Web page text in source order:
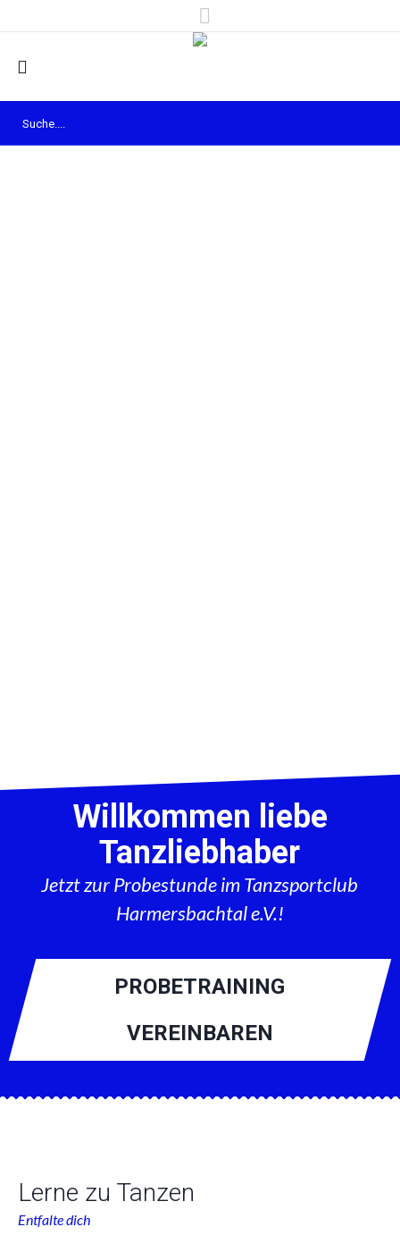
Willkommen liebe
Tanzliebhaber
Jetzt zur Probestunde im Tanzsportclub
Harmersbachtal e.V.!
PROBETRAINING
VEREINBAREN
Lerne zu Tanzen
Entfalte dich